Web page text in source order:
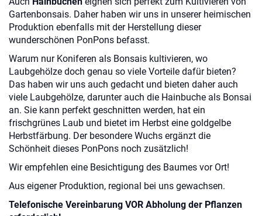
Gartenbonsais. Daher haben wir uns in unserer heimischen
Produktion ebenfalls mit der Herstellung dieser
wunderschönen PonPons befasst.
Warum nur Koniferen als Bonsais kultivieren, wo
Laubgehölze doch genau so viele Vorteile dafür bieten?
Das haben wir uns auch gedacht und bieten daher auch
viele Laubgehölze, darunter auch die Hainbuche als Bonsai
an. Sie kann perfekt geschnitten werden, hat ein
frischgrünes Laub und bietet im Herbst eine goldgelbe
Herbstfärbung. Der besondere Wuchs ergänzt die
Schönheit dieses PonPons noch zusätzlich!
Wir empfehlen eine Besichtigung des Baumes vor Ort!
Aus eigener Produktion, regional bei uns gewachsen.
Telefonische Vereinbarung VOR Abholung der Pflanzen